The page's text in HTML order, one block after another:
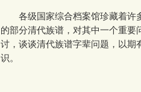
各级国家综合档案馆珍藏着许
的部分清代族谱，对其中一个重
讨，谈谈清代族谱字辈问题，以期
识。